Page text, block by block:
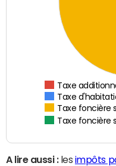
Taxe
Taxe
Taxe foncière
Taxe foncière
A lire aussi :les impôts